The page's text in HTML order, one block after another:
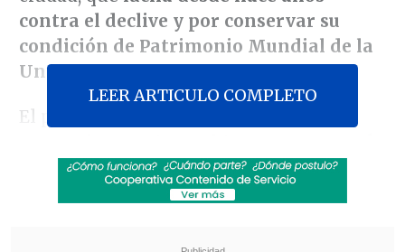
contra el declive y por conservar su
condición de Patrimonio Mundial de la
Unesco.
El proyecto, que consta de dos fases y
permiso ambiental necesariotras años
de tramitación, contempla una
construcción de un muelle para cruceros
LEER ARTICULO COMPLETO